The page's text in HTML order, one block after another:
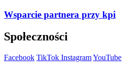
Wsparcie partnera przy kpi
Społeczności
Facebook TikTok InstagramYouTube